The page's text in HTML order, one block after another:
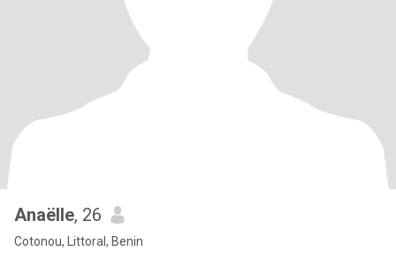
Anaëlle, 26
Cotonou, Littoral, Benin